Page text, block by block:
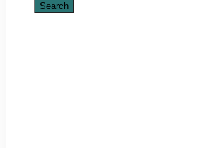
Search